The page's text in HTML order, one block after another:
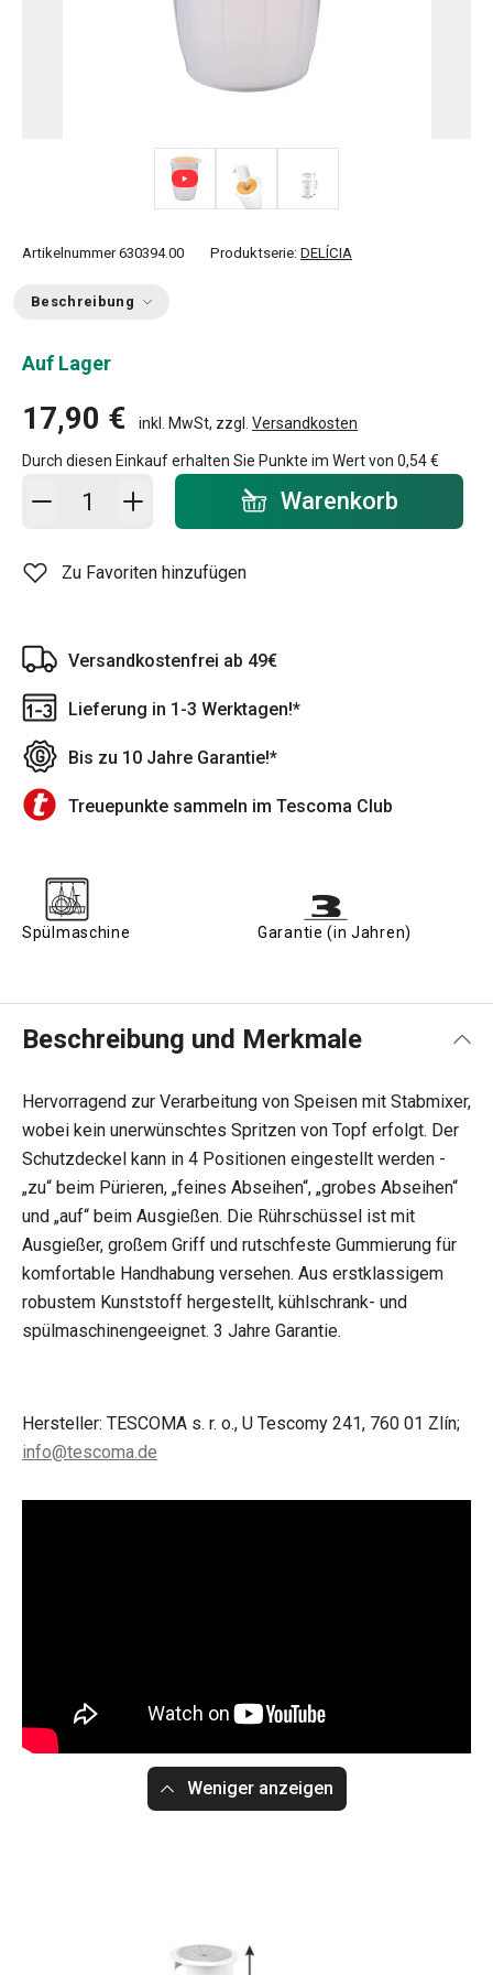
Artikelnummer 630394.00 Produktserie: DELÍCIA
Beschreibung
Auf Lager
17,90 € inkl. MwSt, zzgl. Versandkosten
Durch diesen Einkauf erhalten Sie Punkte im Wert von 0,54 €
In den Warenkorb - Menge Warenkorb
Zu Favoriten hinzufügen
Versandkostenfrei ab 49€
Lieferung in 1-3 Werktagen!*
Bis zu 10 Jahre Garantie!*
Treuepunkte sammeln im Tescoma Club
Spülmaschine Garantie (in Jahren)
Beschreibung und Merkmale
Hervorragend zur Verarbeitung von Speisen mit Stabmixer,
wobei kein unerwünschtes Spritzen von Topf erfolgt. Der
Schutzdeckel kann in 4 Positionen eingestellt werden -
„zu“ beim Pürieren, „feines Abseihen“, „grobes Abseihen“
und „auf“ beim Ausgießen. Die Rührschüssel ist mit
Ausgießer, großem Griff und rutschfeste Gummierung für
komfortable Handhabung versehen. Aus erstklassigem
robustem Kunststoff hergestellt, kühlschrank- und
spülmaschinengeeignet. 3 Jahre Garantie.
Hersteller: TESCOMA s. r. o., U Tescomy 241, 760 01 Zlín;
info@tescoma.de
Weniger anzeigen